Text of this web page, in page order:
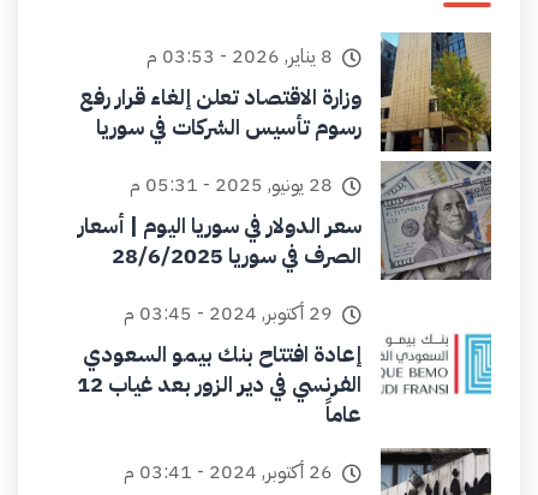
8 يناير, 2026 - 03:53 م
وزارة الاقتصاد تعلن إلغاء قرار رفع
رسوم تأسيس الشركات في سوريا
28 يونيو, 2025 - 05:31 م
سعر الدولار في سوريا اليوم | أسعار
الصرف في سوريا 28/6/2025
29 أكتوبر, 2024 - 03:45 م
إعادة افتتاح بنك بيمو السعودي
الفرنسي في دير الزور بعد غياب 12
عاماً
26 أكتوبر, 2024 - 03:41 م